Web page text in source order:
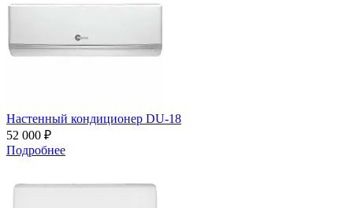
Настенный кондиционер DU-18
52 000 ₽
Подробнее